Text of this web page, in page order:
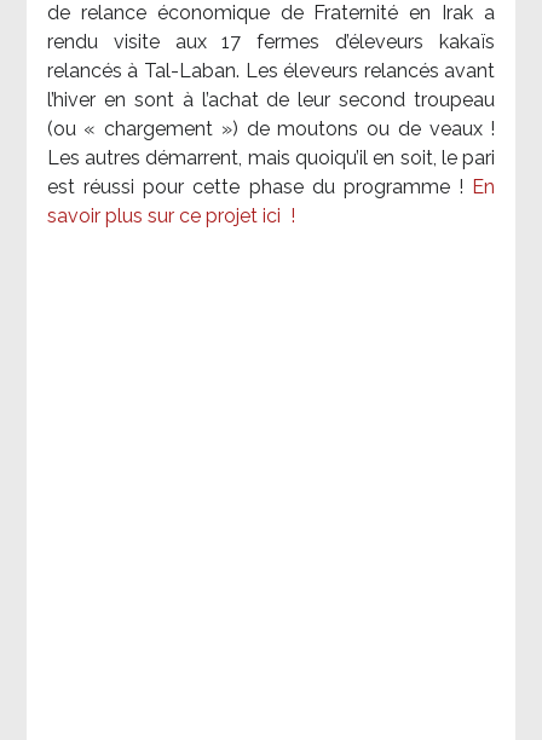
de relance économique de Fraternité en Irak a
rendu visite aux 17 fermes d’éleveurs kakaïs
relancés à Tal-Laban. Les éleveurs relancés avant
l’hiver en sont à l’achat de leur second troupeau
(ou « chargement ») de moutons ou de veaux !
Les autres démarrent, mais quoiqu’il en soit, le pari
est réussi pour cette phase du programme ! En
savoir plus sur ce projet ici !